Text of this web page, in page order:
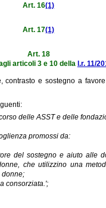
Art. 16(1)
Art. 17(1)
Art. 18
articoli 3 e 10 della l.r. 11/
contrasto e sostegno a
delle ASST e delle
promossi da:
del sostegno e aiuto alle
che utilizzino una
donne;
consorziata.';